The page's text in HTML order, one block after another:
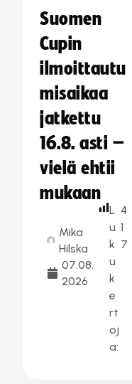
Suomen
Cupin
ilmoittautu
misaikaa
jatkettu
16.8. asti –
vielä ehtii
mukaan
Mika
Hilska
07.08.
2026
L
u
k
u
k
e
rt
oj
a:
4
1
7